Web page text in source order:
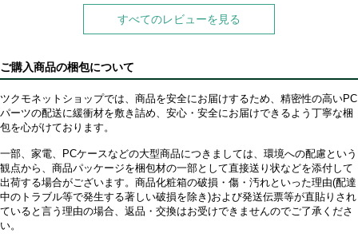
動作も安定し費用対効果も良いと持ったので今回も違うPCに同社のGPU
を購入しました。
が、GPUの（大きさという意味で）存在感が半端なく、それだけでも所
有力が満たされて購入した。
今まで使っていた「Pulse RX6600無印」から本機に変えたわけですが実
際ベンチマークやゲームプレイなどしましたところ、高負荷時でもファ
ンが静かだったり、GPUの使用率など全然余裕が出て快適にプレイする
「Pulse」にしようかとも悩みましたが、冷却性を考え本機を選択しまし
た。ちょっと割高になりますが結果、満足してます。
話は変わりますが、注文から商品の発送の時間の速さ、梱包の丁寧さだ
ったので今回も利用させていただきました。ありがとうございます！
すべてのレビューを見る
ご購入商品の梱包について
ツクモネットショップでは、商品を安全にお届けするため、精密性の高いPC
パーツの配送に緩衝材を敷き詰め、安心・安全にお届けできるよう丁寧な梱
包を心がけております。
一部、家電、PCケースなどの大型商品につきましては、環境への配慮という
観点から、商品パッケージを梱包材の一部として直接送り状などを添付して
出荷する場合がございます。商品化粧箱の破損・傷・汚れといった理由(配達
中のトラブル等で発生する著しい破損を除き)および発送伝票等が直貼りされ
ていると言う理由の場合、返品・交換はお受けできませんのでご了承くださ
い。